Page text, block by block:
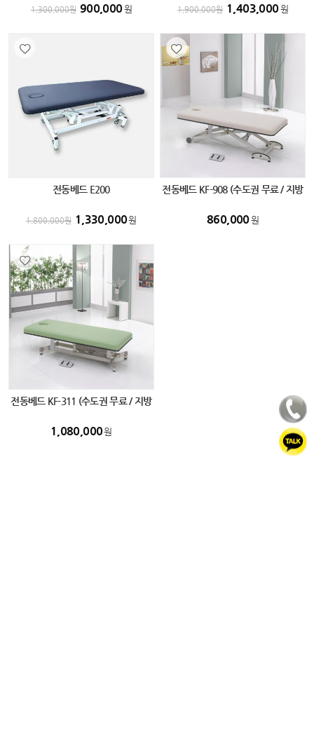
1,300,000원 900,000원 1,900,000원 1,403,000원
전동베드 E200
1,800,000원 1,330,000원
전동베드 KF-908 (수도권 무료 / 지방
860,000원
전동베드 KF-311 (수도권 무료 / 지방
1,080,000원